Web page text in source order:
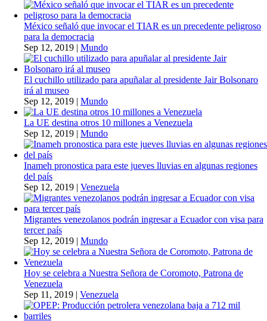
México señaló que invocar el TIAR es un precedente peligroso
para la democracia
Sep 12, 2019 | Mundo
El cuchillo utilizado para apuñalar al presidente Jair Bolsonaro
irá al museo
Sep 12, 2019 | Mundo
La UE destina otros 10 millones a Venezuela
Sep 12, 2019 | Mundo
Inameh pronostica para este jueves lluvias en algunas regiones
del país
Sep 12, 2019 | Venezuela
Migrantes venezolanos podrán ingresar a Ecuador con visa para
tercer país
Sep 12, 2019 | Mundo
Hoy se celebra a Nuestra Señora de Coromoto, Patrona de
Venezuela
Sep 11, 2019 | Venezuela